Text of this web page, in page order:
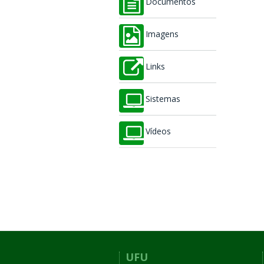
Documentos
Imagens
Links
Sistemas
Vídeos
UFU